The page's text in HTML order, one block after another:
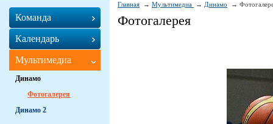
Главная Мультимедиа Динамо
Фотогалерея
Команда
Календарь
Мультимедиа
Динамо
Фотогалерея
Динамо 2